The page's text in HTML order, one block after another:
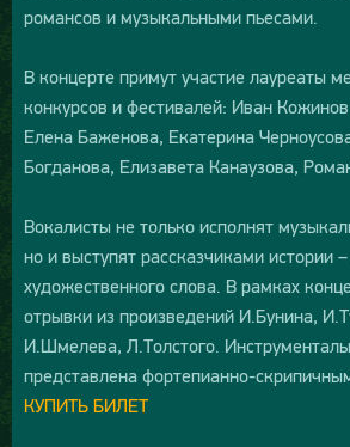
романсов и музыкальными пьесами.
В концерте примут участие лауреаты
конкурсов и фестивалей: Иван
Елена Баженова, Екатерина
Богданова, Елизавета Канаузова,
Вокалисты не только исполнят
но и выступят рассказчиками истории
художественного слова. В рамках
отрывки из произведений И.Бунина,
И.Шмелева, Л.Толстого.
представлена фортепианно-
КУПИТЬ БИЛЕТ